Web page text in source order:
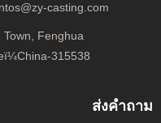
casting.com
Fenghua
315538
ส่งคำถาม